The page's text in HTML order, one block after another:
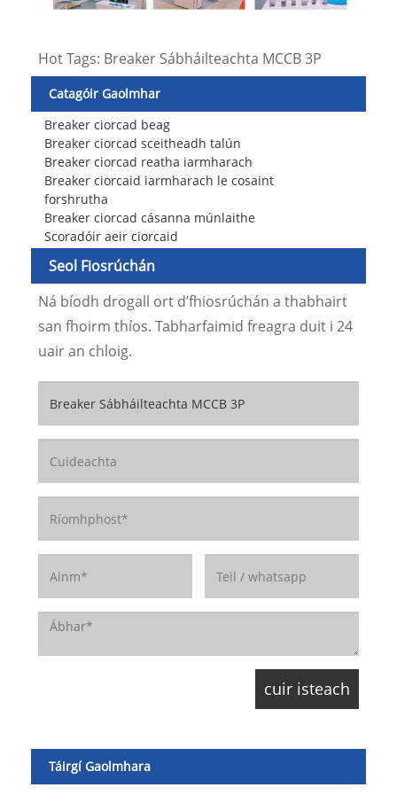
Hot Tags: Breaker Sábháilteachta MCCB 3P
Catagóir Gaolmhar
Breaker ciorcad beag
Breaker ciorcad sceitheadh ​​talún
Breaker ciorcad reatha iarmharach
Breaker ciorcaid iarmharach le cosaint
forshrutha
Breaker ciorcad cásanna múnlaithe
Scoradóir aeir ciorcaid
Seol Fiosrúchán
Ná bíodh drogall ort d’fhiosrúchán a thabhairt
san fhoirm thíos. Tabharfaimid freagra duit i 24
uair an chloig.
Táirgí Gaolmhara